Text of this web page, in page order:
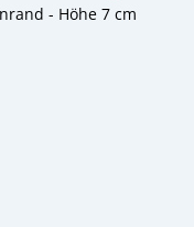
- Höhe 7 cm